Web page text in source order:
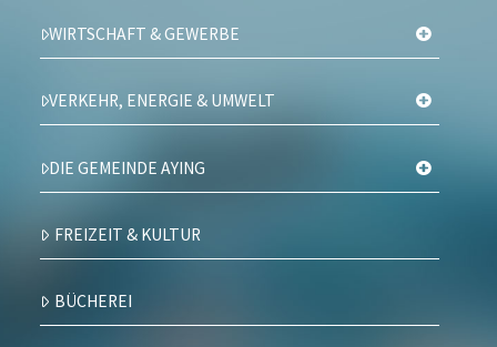
WIRTSCHAFT & GEWERBE
VERKEHR, ENERGIE & UMWELT
DIE GEMEINDE AYING
FREIZEIT & KULTUR
BÜCHEREI